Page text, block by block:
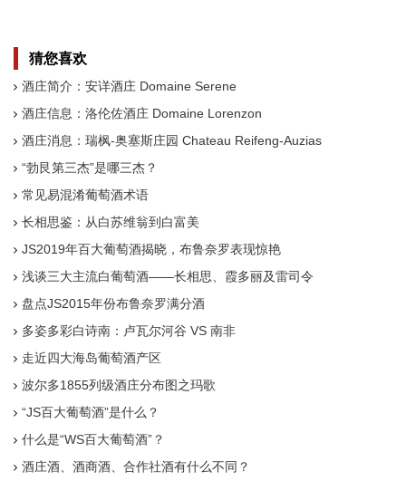
猜您喜欢
酒庄简介：安详酒庄 Domaine Serene
酒庄信息：洛伦佐酒庄 Domaine Lorenzon
酒庄消息：瑞枫-奥塞斯庄园 Chateau Reifeng-Auzias
“勃艮第三杰”是哪三杰？
常见易混淆葡萄酒术语
长相思鉴：从白苏维翁到白富美
JS2019年百大葡萄酒揭晓，布鲁奈罗表现惊艳
浅谈三大主流白葡萄酒——长相思、霞多丽及雷司令
盘点JS2015年份布鲁奈罗满分酒
多姿多彩白诗南：卢瓦尔河谷 VS 南非
走近四大海岛葡萄酒产区
波尔多1855列级酒庄分布图之玛歌
“JS百大葡萄酒”是什么？
什么是“WS百大葡萄酒”？
酒庄酒、酒商酒、合作社酒有什么不同？